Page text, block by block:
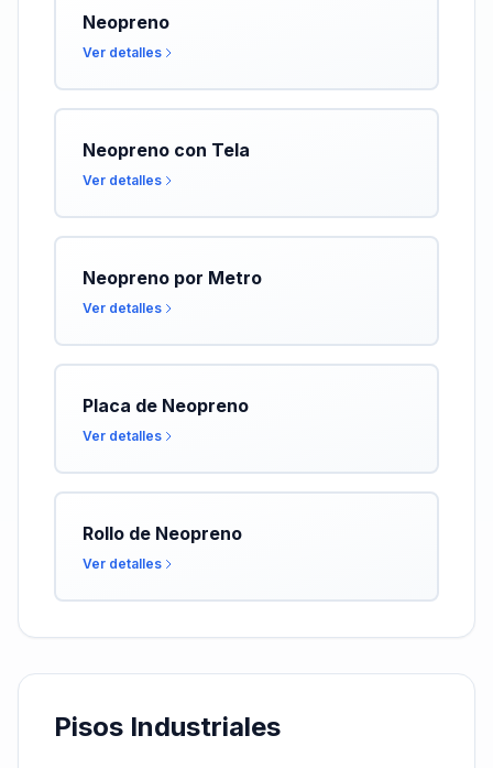
Neopreno
Ver detalles
Neopreno con Tela
Ver detalles
Neopreno por Metro
Ver detalles
Placa de Neopreno
Ver detalles
Rollo de Neopreno
Ver detalles
Pisos Industriales